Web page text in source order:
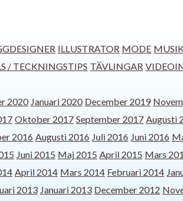
ILLUSTRATOR MODE MUSIK
/ TECKNINGSTIPS TÄVLINGAR
2020 Januari 2020 December 2019
Oktober 2017 September 2017 Augusti
2016 Augusti 2016 Juli 2016 Juni 2016
Juni 2015 Maj 2015 April 2015 Mars
April 2014 Mars 2014 Februari 2014
2013 Januari 2013 December 2012